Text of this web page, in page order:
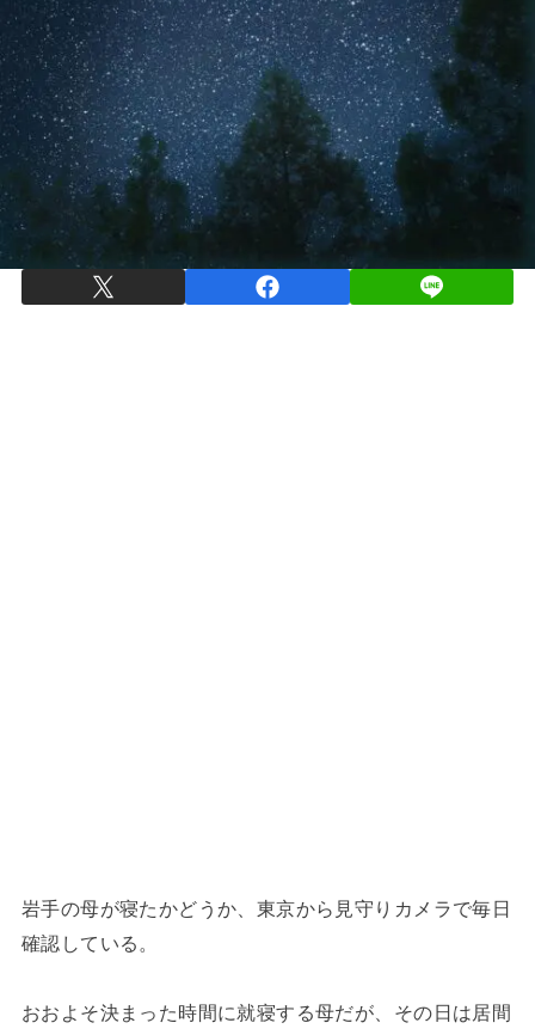
岩手の母が寝たかどうか、東京から見守りカメラで毎日
確認している。
おおよそ決まった時間に就寝する母だが、その日は居間